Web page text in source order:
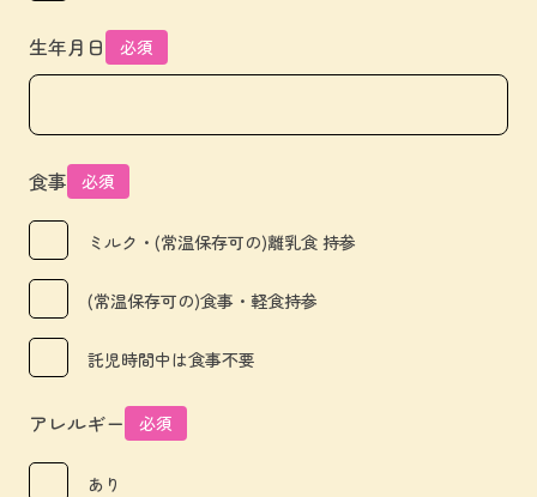
生年月日 必須
食事 必須
ミルク・(常温保存可の)離乳食 持参
(常温保存可の)食事・軽食持参
託児時間中は食事不要
アレルギー 必須
あり